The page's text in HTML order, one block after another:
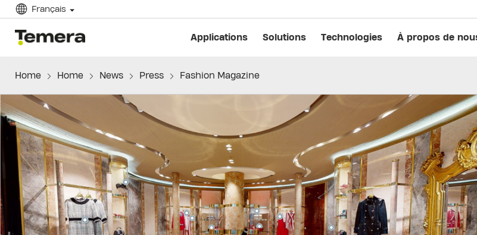
Français
temera Applications Solutions Technologies À propos de
Home Home News Press Fashion Magazine